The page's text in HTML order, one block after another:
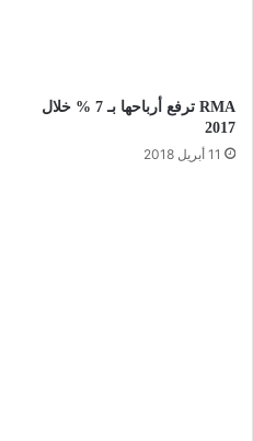
RMA ترفع أرباحها بـ 7 % خلال
2017
11 أبريل 2018